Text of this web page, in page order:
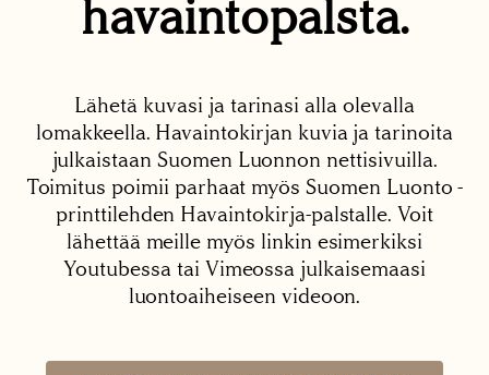
havaintopalsta.
Lähetä kuvasi ja tarinasi alla olevalla
lomakkeella. Havaintokirjan kuvia ja tarinoita
julkaistaan Suomen Luonnon nettisivuilla.
Toimitus poimii parhaat myös Suomen Luonto -
printtilehden Havaintokirja-palstalle. Voit
lähettää meille myös linkin esimerkiksi
Youtubessa tai Vimeossa julkaisemaasi
luontoaiheiseen videoon.